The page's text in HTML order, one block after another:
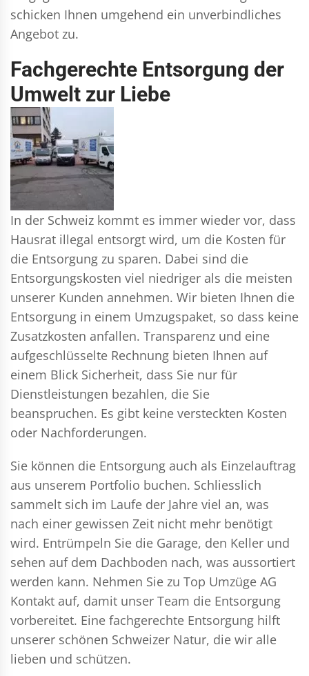
schicken Ihnen umgehend ein unverbindliches
Angebot zu.
Fachgerechte Entsorgung der
Umwelt zur Liebe
In der Schweiz kommt es immer wieder vor, dass
Hausrat illegal entsorgt wird, um die Kosten für
die Entsorgung zu sparen. Dabei sind die
Entsorgungskosten viel niedriger als die meisten
unserer Kunden annehmen. Wir bieten Ihnen die
Entsorgung in einem Umzugspaket, so dass keine
Zusatzkosten anfallen. Transparenz und eine
aufgeschlüsselte Rechnung bieten Ihnen auf
einem Blick Sicherheit, dass Sie nur für
Dienstleistungen bezahlen, die Sie
beanspruchen. Es gibt keine versteckten Kosten
oder Nachforderungen.
Sie können die Entsorgung auch als Einzelauftrag
aus unserem Portfolio buchen. Schliesslich
sammelt sich im Laufe der Jahre viel an, was
nach einer gewissen Zeit nicht mehr benötigt
wird. Entrümpeln Sie die Garage, den Keller und
sehen auf dem Dachboden nach, was aussortiert
werden kann. Nehmen Sie zu Top Umzüge AG
Kontakt auf, damit unser Team die Entsorgung
vorbereitet. Eine fachgerechte Entsorgung hilft
unserer schönen Schweizer Natur, die wir alle
lieben und schützen.